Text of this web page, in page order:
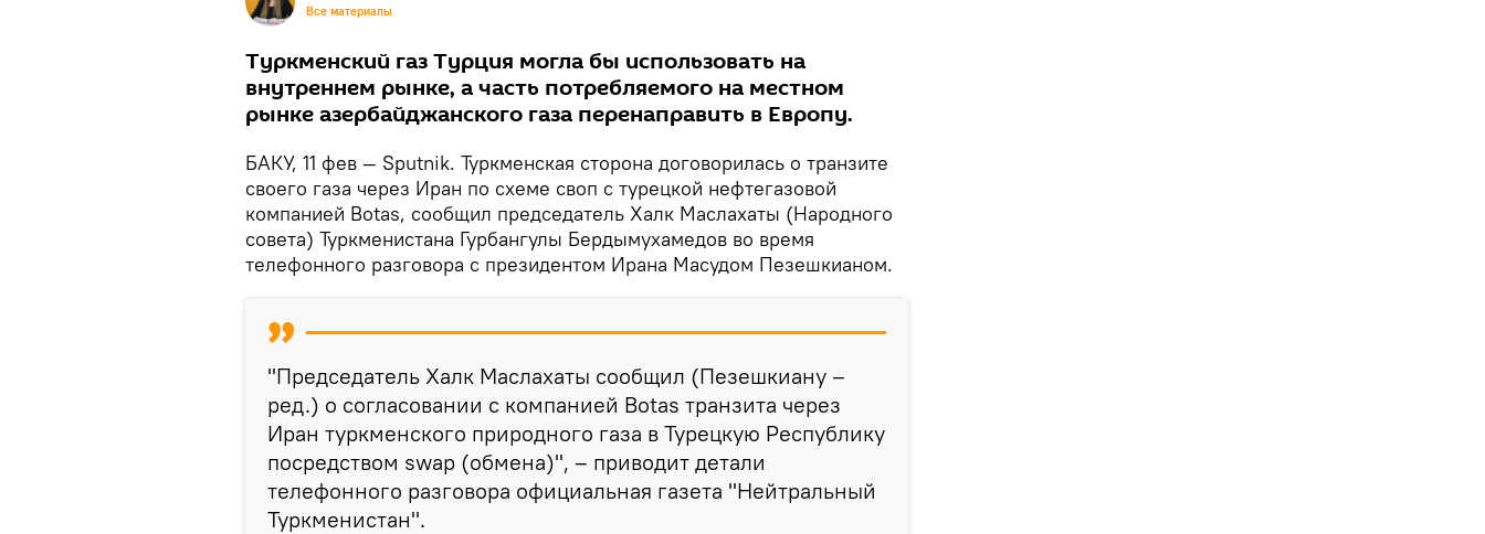
Все материалы
Туркменский газ Турция могла бы использовать на
внутреннем рынке, а часть потребляемого на местном
рынке азербайджанского газа перенаправить в Европу.
БАКУ, 11 фев — Sputnik. Туркменская сторона договорилась о транзите
своего газа через Иран по схеме своп с турецкой нефтегазовой
компанией Botas, сообщил председатель Халк Маслахаты (Народного
совета) Туркменистана Гурбангулы Бердымухамедов во время
телефонного разговора с президентом Ирана Масудом Пезешкианом.
"Председатель Халк Маслахаты сообщил (Пезешкиану –
ред.) о согласовании с компанией Botas транзита через
Иран туркменского природного газа в Турецкую Республику
посредством swap (обмена)", – приводит детали
телефонного разговора официальная газета "Нейтральный
Туркменистан".